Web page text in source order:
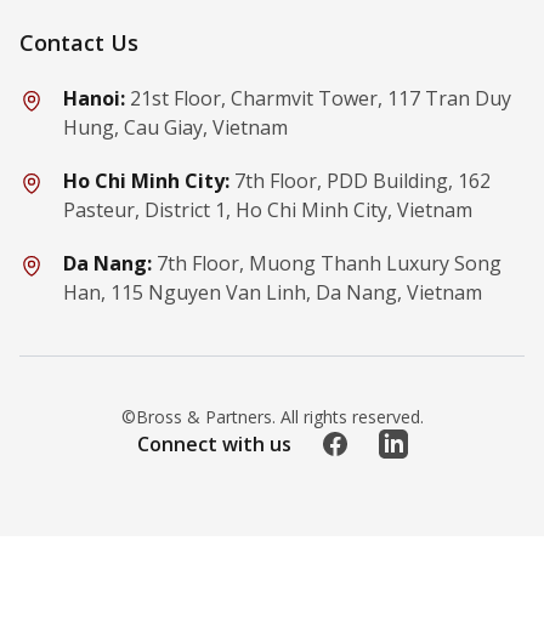
Contact Us
Hanoi: 21st Floor, Charmvit Tower, 117 Tran Duy
Hung, Cau Giay, Vietnam
Ho Chi Minh City: 7th Floor, PDD Building, 162
Pasteur, District 1, Ho Chi Minh City, Vietnam
Da Nang: 7th Floor, Muong Thanh Luxury Song
Han, 115 Nguyen Van Linh, Da Nang, Vietnam
©Bross & Partners. All rights reserved.
Connect with us FacebookLinkedIn